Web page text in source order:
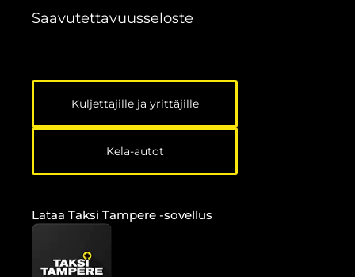
Saavutettavuus­seloste
Kuljettajille ja yrittäjille
Kela-autot
Lataa Taksi Tampere -sovellus